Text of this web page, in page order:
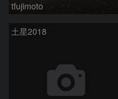
tfujimoto
土星2018